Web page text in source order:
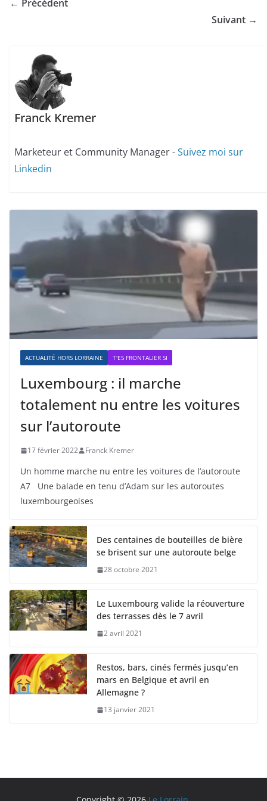
← Précédent
Suivant →
Franck Kremer
Marketeur et Community Manager -Suivez moi sur
Linkedin
ACTUALITÉ HORS LORRAINE T'ES FRONTALIER SI
Luxembourg : il marche
totalement nu entre les voitures
sur l’autoroute
17 février 2022 Franck Kremer
Un homme marche nu entre les voitures de l’autoroute
A7 Une balade en tenu d’Adam sur les autoroutes
luxembourgeoises
Des centaines de bouteilles de bière
se brisent sur une autoroute belge
28 octobre 2021
Le Luxembourg valide la réouverture
des terrasses dès le 7 avril
2 avril 2021
Restos, bars, cinés fermés jusqu’en
mars en Belgique et avril en
Allemagne ?
13 janvier 2021